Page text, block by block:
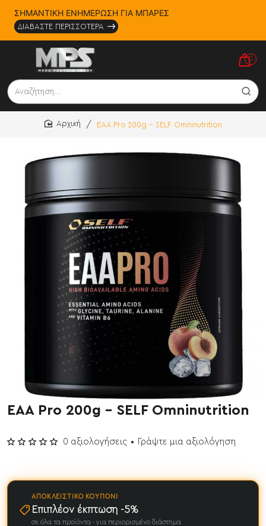
ΣΗΜΑΝΤΙΚΗ ΕΝΗΜΕΡΩΣΗ ΓΙΑ ΜΠΑΡΕΣ
ΔΙΑΒΑΣΤΕ ΠΕΡΙΣΣΟΤΕΡΑ
0
Αναζήτηση...
EAA Pro 200g - SELF Omninutrition
EAA Pro 200g - SELF Omninutrition
0 αξιολογήσεις • Γράψτε μια αξιολόγηση
ΑΠΟΚΛΕΙΣΤΙΚΌ ΚΟΥΠΌΝΙ
Επιπλέον έκπτωση -5%
σε όλα τα προϊόντα · για περιορισμένο διάστημα